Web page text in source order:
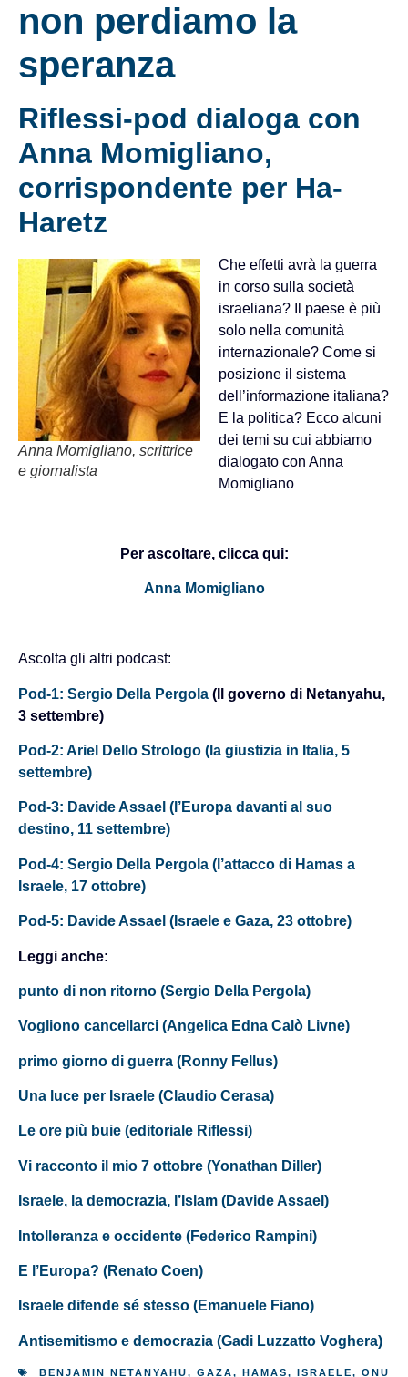
non perdiamo la
speranza
Riflessi-pod dialoga con
Anna Momigliano,
corrispondente per Ha-
Haretz
Anna Momigliano, scrittrice
e giornalista
Che effetti avrà la guerra
in corso sulla società
israeliana? Il paese è più
solo nella comunità
internazionale? Come si
posizione il sistema
dell’informazione italiana?
E la politica? Ecco alcuni
dei temi su cui abbiamo
dialogato con Anna
Momigliano
Per ascoltare, clicca qui:
Anna Momigliano
Ascolta gli altri podcast:
Pod-1: Sergio Della Pergola (Il governo di Netanyahu,
3 settembre)
Pod-2: Ariel Dello Strologo (la giustizia in Italia, 5
settembre)
Pod-3: Davide Assael (l’Europa davanti al suo
destino, 11 settembre)
Pod-4: Sergio Della Pergola (l’attacco di Hamas a
Israele, 17 ottobre)
Pod-5: Davide Assael (Israele e Gaza, 23 ottobre)
Leggi anche:
punto di non ritorno (Sergio Della Pergola)
Vogliono cancellarci (Angelica Edna Calò Livne)
primo giorno di guerra (Ronny Fellus)
Una luce per Israele (Claudio Cerasa)
Le ore più buie (editoriale Riflessi)
Vi racconto il mio 7 ottobre (Yonathan Diller)
Israele, la democrazia, l’Islam (Davide Assael)
Intolleranza e occidente (Federico Rampini)
E l’Europa? (Renato Coen)
Israele difende sé stesso (Emanuele Fiano)
Antisemitismo e democrazia (Gadi Luzzatto Voghera)
BENJAMIN NETANYAHU, GAZA, HAMAS, ISRAELE, ONU